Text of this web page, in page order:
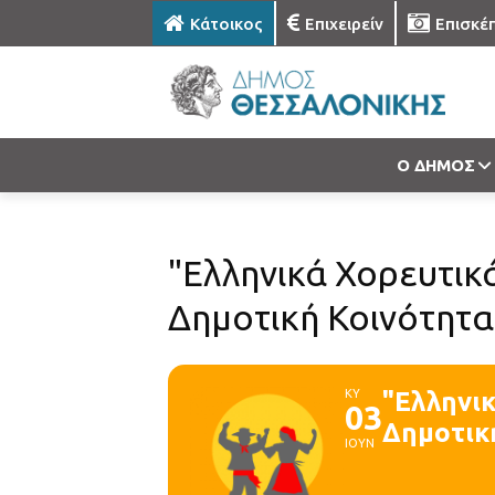
Κάτοικος Επιχειρείν
Ο ΔΗΜΟΣ
"Ελληνικά
Δημοτική Κοινότητα
ΚΥ
03
ΙΟΥΝ